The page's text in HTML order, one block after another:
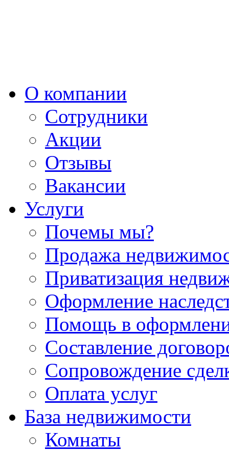
О компании
Сотрудники
Акции
Отзывы
Вакансии
Услуги
Почемы мы?
Продажа
Приватизация
Оформление
Помощь в
Составление
Сопровождение
Оплата услуг
База недвижимости
Комнаты